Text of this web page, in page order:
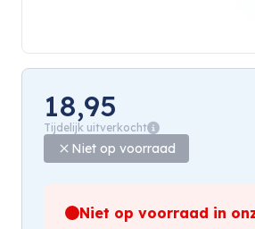
18,95
Tijdelijk uitverkocht
Niet op voorraad
Niet op voorraad in